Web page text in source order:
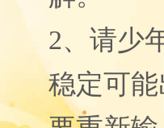
2、 请少
稳定可